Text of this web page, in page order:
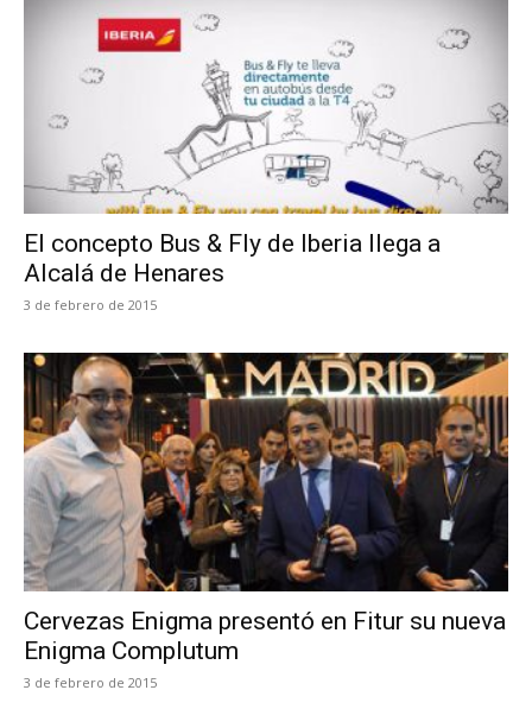
El concepto Bus & Fly de Iberia llega a
Alcalá de Henares
3 de febrero de 2015
Cervezas Enigma presentó en Fitur su nueva
Enigma Complutum
3 de febrero de 2015